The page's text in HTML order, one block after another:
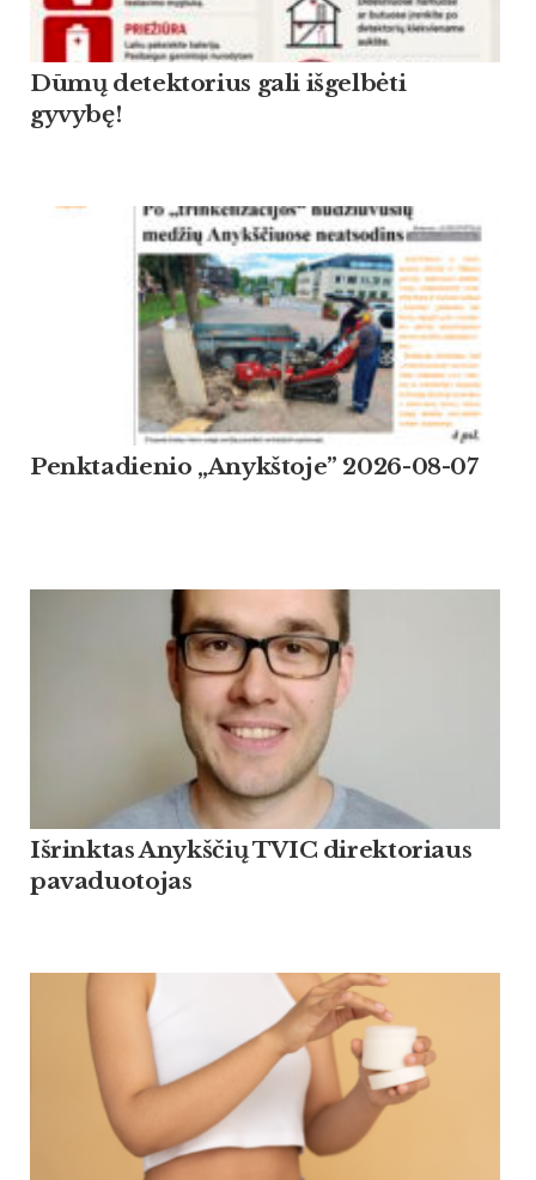
Dūmų detektorius gali išgelbėti
gyvybę!
Penktadienio „Anykštoje” 2026-08-07
Išrinktas Anykščių TVIC direktoriaus
pavaduotojas